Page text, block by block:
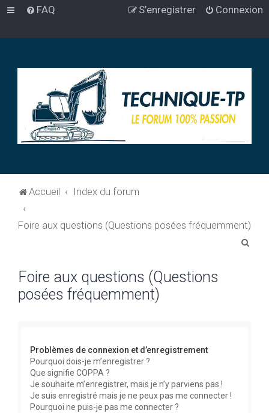
FAQ Connexion
S’enregistrer
Accueil Index du forum
Foire aux questions (Questions posées fréquemment)
Foire aux questions (Questions
posées fréquemment)
Problèmes de connexion et d’enregistrement
Pourquoi dois-je m’enregistrer ?
Que signifie COPPA ?
Je souhaite m’enregistrer, mais je n’y parviens pas !
Je suis enregistré mais je ne peux pas me connecter !
Pourquoi ne puis-je pas me connecter ?